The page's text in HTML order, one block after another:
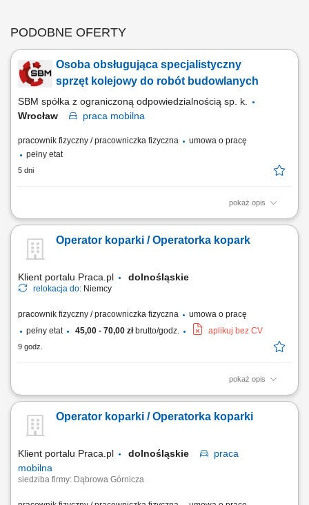
PODOBNE OFERTY
Osoba obsługująca specjalistyczny
sprzęt kolejowy do robót budowlanych
SBM spółka z ograniczoną odpowiedzialnością sp. k.
Wrocław
praca mobilna
pracownik fizyczny / pracowniczka fizyczna
umowa o pracę
pełny etat
5 dni
pokaż opis
Opis stanowiska Realizacja prac torowych przy użyciu specjalistycznych
maszyn w celu zapewnienia ciągłości procesów budowlanych.
Wykonywanie nieskomplikowanych prac konserwacyjnych, wymiany
Operator koparki / Operatorka kopark
Klient portalu Praca.pl dolnośląskie
relokacja do: Niemcy
pracownik fizyczny / pracowniczka fizyczna
umowa o pracę
pełny etat
45,00 - 70,00 złbrutto/godz. aplikuj bez CV
9 godz.
pokaż opis
Obsługa koparki przy pracach ziemnych; Wykonywanie wykopów pod
brygadą budowlaną na terenie inwestycji; Kontrola stanu technicznego i
dbanie o sprzęt; Przestrzeganie norm bezpieczeństwa oraz standardów
Operator koparki / Operatorka koparki
Klient portalu Praca.pl dolnośląskie
praca
mobilna
siedziba firmy: Dąbrowa Górnicza